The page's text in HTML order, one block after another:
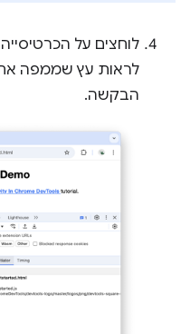
לוחצים על הכרטיסייה
לראות עץ שממפה
הבקשה.